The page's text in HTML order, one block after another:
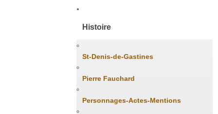
Histoire
St-Denis-de-Gastines
Pierre Fauchard
Personnages-Actes-Mentions